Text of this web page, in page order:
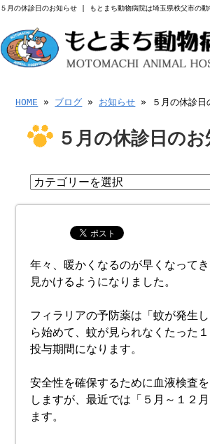
５月の休診日のお知らせ | もとまち動物病院は埼玉県秩父市の動
HOME » ブログ » お知らせ » ５月の休診日
５月の休診日の
年々、暖かくなるのが早くなって
見かけるようになりました。
フィラリアの予防薬は「蚊が発生
ら始めて、蚊が見られなくたった
投与期間になります。
安全性を確保するために血液検査
しますが、最近では「５月～１２
ます。